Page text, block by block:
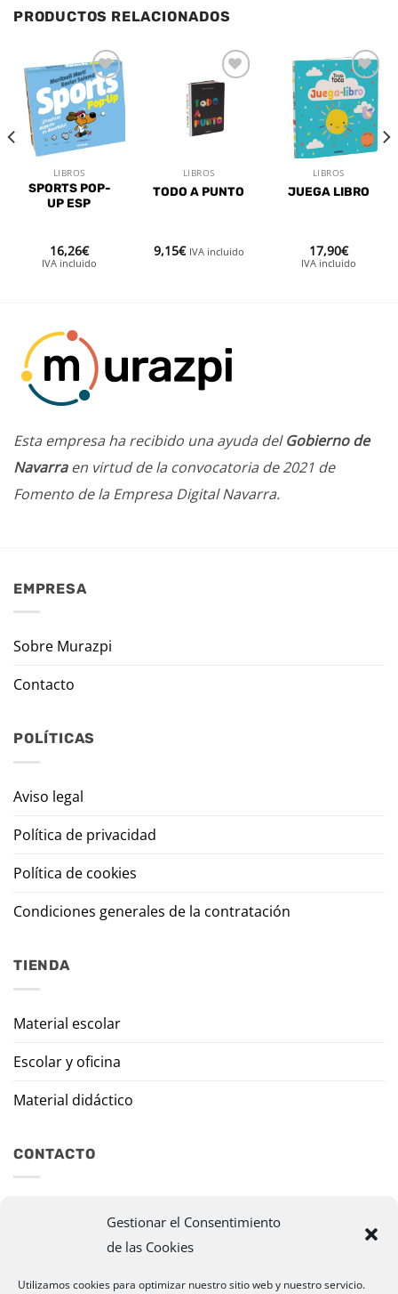
Gestionar el Consentimiento
de las Cookies
Utilizamos cookies para optimizar nuestro sitio web y nuestro servicio.
PRODUCTOS RELACIONADOS
Añadir
a la
lista de
deseos
LIBROS
SPORTS POP-
UP ESP
16,26€
IVA incluido
Añadir
a la
lista de
deseos
LIBROS
TODO A PUNTO
9,15€ IVA incluido
Añadir
a la
lista de
deseos
LIBROS
JUEGA LIBRO
17,90€
IVA incluido
Esta empresa ha recibido una ayuda delGobierno de
Navarraen virtud de la convocatoria de 2021 de
Fomento de la Empresa Digital Navarra.
EMPRESA
Sobre Murazpi
Contacto
POLÍTICAS
Aviso legal
Política de privacidad
Política de cookies
Condiciones generales de la contratación
TIENDA
Material escolar
Escolar y oficina
Material didáctico
CONTACTO
murazpi@murazpi.com
948 234 436 – 623 195 518